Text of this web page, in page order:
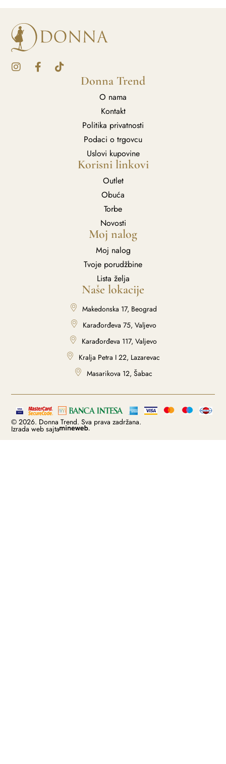
Donna Trend
O nama
Kontakt
Politika privatnosti
Podaci o trgovcu
Uslovi kupovine
Korisni linkovi
Outlet
Obuća
Torbe
Novosti
Moj nalog
Moj nalog
Tvoje porudžbine
Lista želja
Naše lokacije
Makedonska 17, Beograd
Karađorđeva 75, Valjevo
Karađorđeva 117, Valjevo
Kralja Petra I 22, Lazarevac
Masarikova 12, Šabac
© 2026. Donna Trend. Sva prava zadržana.
Izrada web sajta